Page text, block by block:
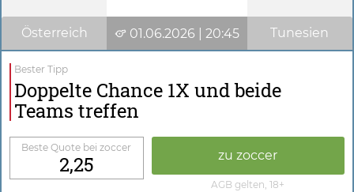
Österreich 01.06.2026 | 20:45 Tunesien
Bester Tipp
Doppelte Chance 1X und beide
Teams treffen
Beste Quote bei zoccer
2,25 zu zoccer
AGB gelten, 18+